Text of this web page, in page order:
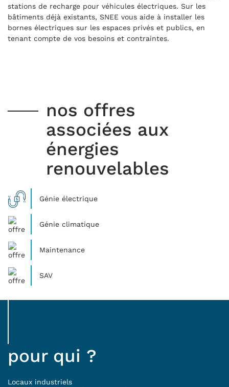
stations de recharge pour véhicules électriques. Sur les
bâtiments déjà existants, SNEE vous aide à installer les
bornes électriques sur les espaces privés et publics, en
tenant compte de vos besoins et contraintes.
nos offres
associées aux
énergies
renouvelables
Génie électrique
Génie climatique
Maintenance
SAV
pour qui ?
Locaux industriels